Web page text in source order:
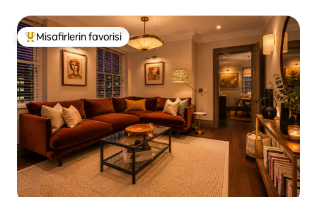
Misafirlerin favorilerinden en beğenilenler arasında
Misafirlerin favorisi